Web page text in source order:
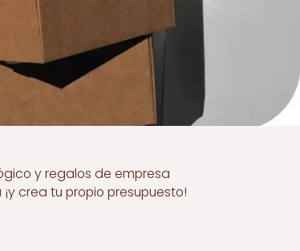
y regalos de empresa
crea tu propio presupuesto!